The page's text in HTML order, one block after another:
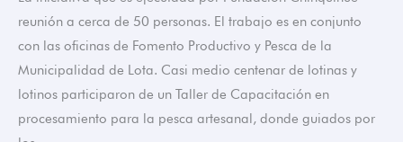
reunión a cerca de 50 personas. El trabajo es en conjunto
con las oficinas de Fomento Productivo y Pesca de la
Municipalidad de Lota. Casi medio centenar de lotinas y
lotinos participaron de un Taller de Capacitación en
procesamiento para la pesca artesanal, donde guiados por